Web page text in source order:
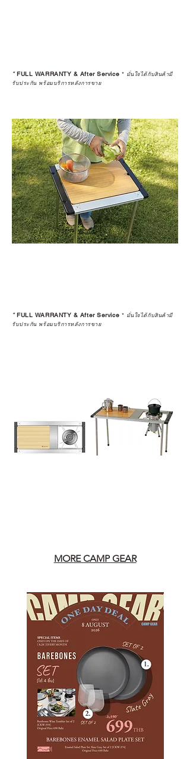
ในอุปกรณ์ที่คุณรัก มีคุณค่าอย่าง
ตัวแทนจำหน่ายที่ได้รับการแต่งตั้ง
เพื่อให้คุณได้รับทั้งสินค้า และ
ประสบการณ์ที่สมบูรณ์แบบในระยะ
ยาว
อ่านต่อเรื่องการรับประกันสินค้าได้
ตรงนี้
>>https://www.campstudio.co.th/
warranty
*FULL WARRANTY & After Service * มั่นใจได้กับสินค้ามี
รับประกัน พร้อมบริการหลังการขาย
*FULL WARRANTY & After Service * มั่นใจได้กับสินค้ามี
รับประกัน พร้อมบริการหลังการขาย
MORE CAMP GEAR